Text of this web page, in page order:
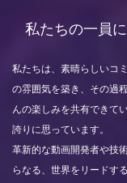
私たちの一員
私たちは、素晴らしいコ
の雰囲気を築き、その過
んの楽しみを共有できて
誇りに思っています。
革新的な動画開発者や技
らなる、世界をリードす